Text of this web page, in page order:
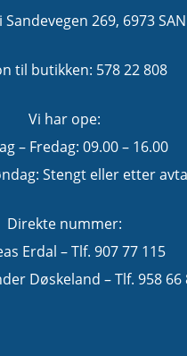
269, 6973
til butikken: 578 22 808
Vi har ope:
– Fredag: 09.00 – 16.00
Stengt eller etter
Direkte nummer:
Erdal – Tlf. 907 77 115
Døskeland – Tlf. 958 66